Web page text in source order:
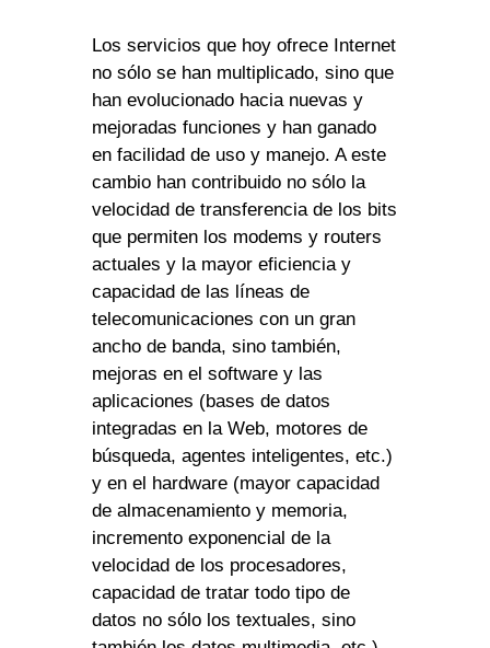
Los servicios que hoy ofrece Internet
no sólo se han multiplicado, sino que
han evolucionado hacia nuevas y
mejoradas funciones y han ganado
en facilidad de uso y manejo. A este
cambio han contribuido no sólo la
velocidad de transferencia de los bits
que permiten los modems y routers
actuales y la mayor eficiencia y
capacidad de las líneas de
telecomunicaciones con un gran
ancho de banda, sino también,
mejoras en el software y las
aplicaciones (bases de datos
integradas en la Web, motores de
búsqueda, agentes inteligentes, etc.)
y en el hardware (mayor capacidad
de almacenamiento y memoria,
incremento exponencial de la
velocidad de los procesadores,
capacidad de tratar todo tipo de
datos no sólo los textuales, sino